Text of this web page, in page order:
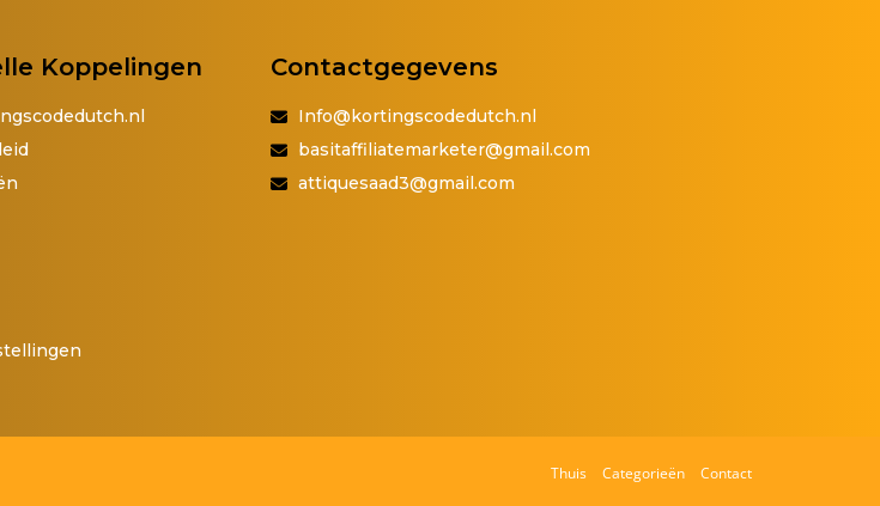
Koppelingen Contactgegevens
Info@kortingscodedutch.nl
basitaffiliatemarketer@gmail.com
attiquesaad3@gmail.com
Thuis Categorieën Contact